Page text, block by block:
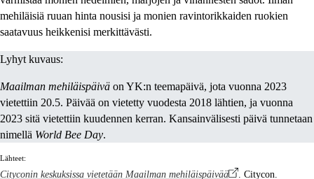
mehiläisiä ruuan hinta nousisi ja monien ravintorikkaiden ruokien
saatavuus heikkenisi merkittävästi.
Lyhyt kuvaus:
Maailman mehiläispäivä on YK:n teemapäivä, jota vuonna 2023
vietettiin 20.5. Päivää on vietetty vuodesta 2018 lähtien, ja vuonna
2023 sitä vietettiin kuudennen kerran. Kansainvälisesti päivä tunnetaan
nimellä World Bee Day.
Lähteet:
Cityconin keskuksissa vietetään Maailman mehiläispäivää
. Citycon.